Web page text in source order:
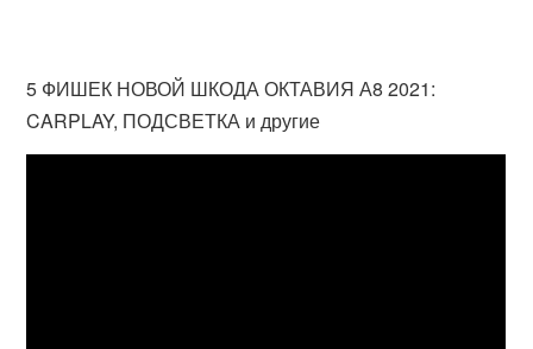
5 ФИШЕК НОВОЙ ШКОДА ОКТАВИЯ А8 2021:
CARPLAY, ПОДСВЕТКА и другие